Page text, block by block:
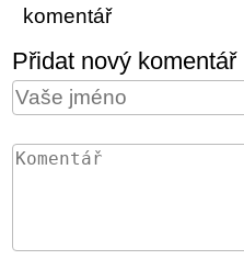
komentář
Přidat nový komentář